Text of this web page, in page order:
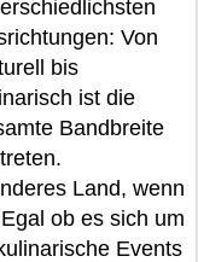
Von
bis
ist die
Bandbreite
Land, wenn
ob es sich um
Events